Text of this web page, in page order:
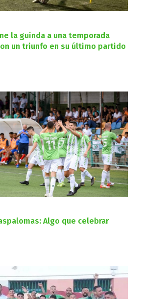
la guinda a una temporada
un triunfo en su último partido
Algo que celebrar